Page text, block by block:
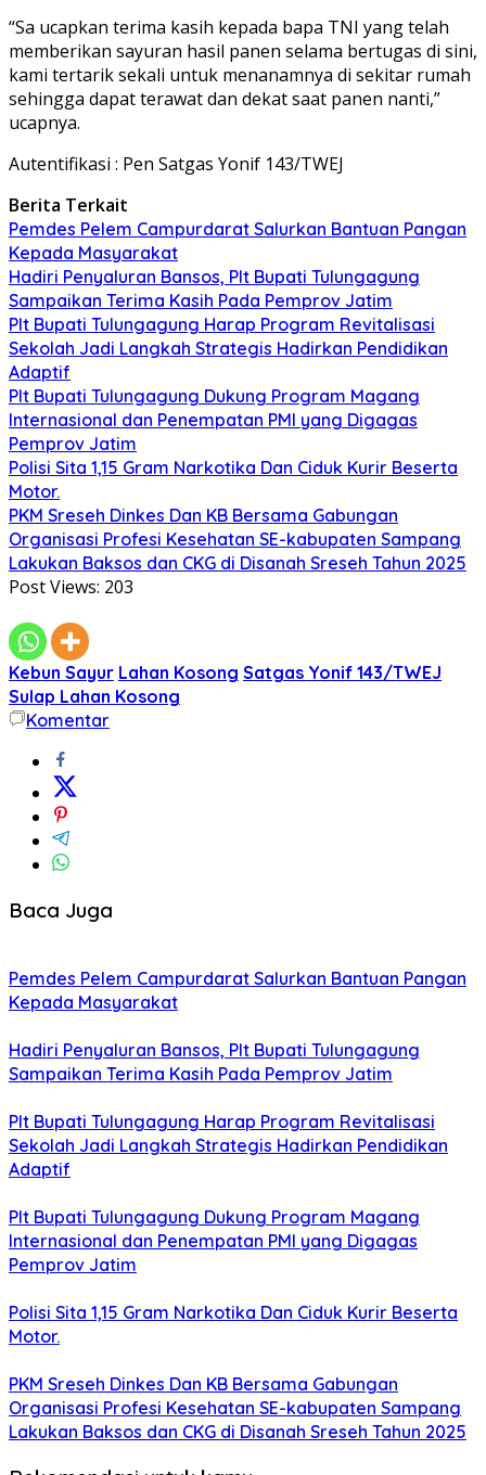
“Sa ucapkan terima kasih kepada bapa TNI yang telah
memberikan sayuran hasil panen selama bertugas di sini,
kami tertarik sekali untuk menanamnya di sekitar rumah
sehingga dapat terawat dan dekat saat panen nanti,”
ucapnya.
Autentifikasi : Pen Satgas Yonif 143/TWEJ
Berita Terkait
Pemdes Pelem Campurdarat Salurkan Bantuan Pangan
Kepada Masyarakat
Hadiri Penyaluran Bansos, Plt Bupati Tulungagung
Sampaikan Terima Kasih Pada Pemprov Jatim
Plt Bupati Tulungagung Harap Program Revitalisasi
Sekolah Jadi Langkah Strategis Hadirkan Pendidikan
Adaptif
Plt Bupati Tulungagung Dukung Program Magang
Internasional dan Penempatan PMI yang Digagas
Pemprov Jatim
Polisi Sita 1,15 Gram Narkotika Dan Ciduk Kurir Beserta
Motor.
PKM Sreseh Dinkes Dan KB Bersama Gabungan
Organisasi Profesi Kesehatan SE-kabupaten Sampang
Lakukan Baksos dan CKG di Disanah Sreseh Tahun 2025
Post Views: 203
Kebun Sayur Lahan Kosong Satgas Yonif 143/TWEJ
Sulap Lahan Kosong
Komentar
Baca Juga
Pemdes Pelem Campurdarat Salurkan Bantuan Pangan
Kepada Masyarakat
Hadiri Penyaluran Bansos, Plt Bupati Tulungagung
Sampaikan Terima Kasih Pada Pemprov Jatim
Plt Bupati Tulungagung Harap Program Revitalisasi
Sekolah Jadi Langkah Strategis Hadirkan Pendidikan
Adaptif
Plt Bupati Tulungagung Dukung Program Magang
Internasional dan Penempatan PMI yang Digagas
Pemprov Jatim
Polisi Sita 1,15 Gram Narkotika Dan Ciduk Kurir Beserta
Motor.
PKM Sreseh Dinkes Dan KB Bersama Gabungan
Organisasi Profesi Kesehatan SE-kabupaten Sampang
Lakukan Baksos dan CKG di Disanah Sreseh Tahun 2025